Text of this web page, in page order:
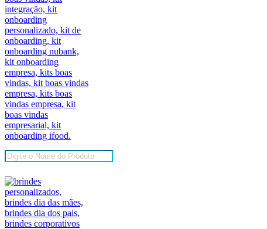
Pesquisar
produtos